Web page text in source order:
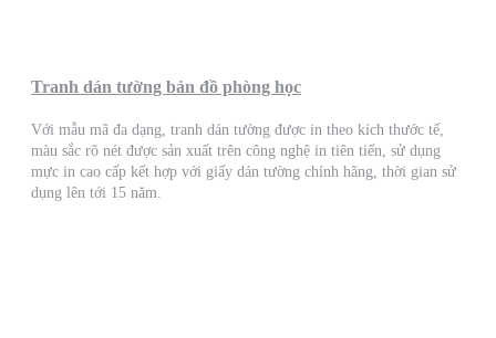
Tranh dán tường bản đồ phòng học
Với mẫu mã đa dạng, tranh dán tường được in theo kích thước tế,
màu sắc rõ nét được sản xuất trên công nghệ in tiên tiến, sử dụng
mực in cao cấp kết hợp với giấy dán tường chính hãng, thời gian sử
dụng lên tới 15 năm.